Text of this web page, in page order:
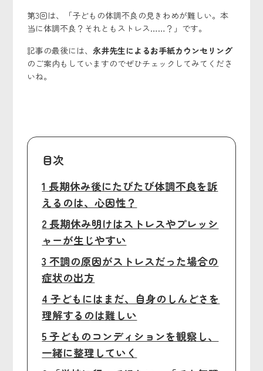
第3回は、「子どもの体調不良の見きわめが難しい。本
当に体調不良？それともストレス……？」です。
記事の最後には、永井先生によるお手紙カウンセリング
のご案内もしていますのでぜひチェックしてみてくださ
いね。
目次
1 長期休み後にたびたび体調不良を訴
えるのは、心因性？
2 長期休み明けはストレスやプレッシ
ャーが生じやすい
3 不調の原因がストレスだった場合の
症状の出方
4 子どもにはまだ、自身のしんどさを
理解するのは難しい
5 子どものコンディションを観察し、
一緒に整理していく